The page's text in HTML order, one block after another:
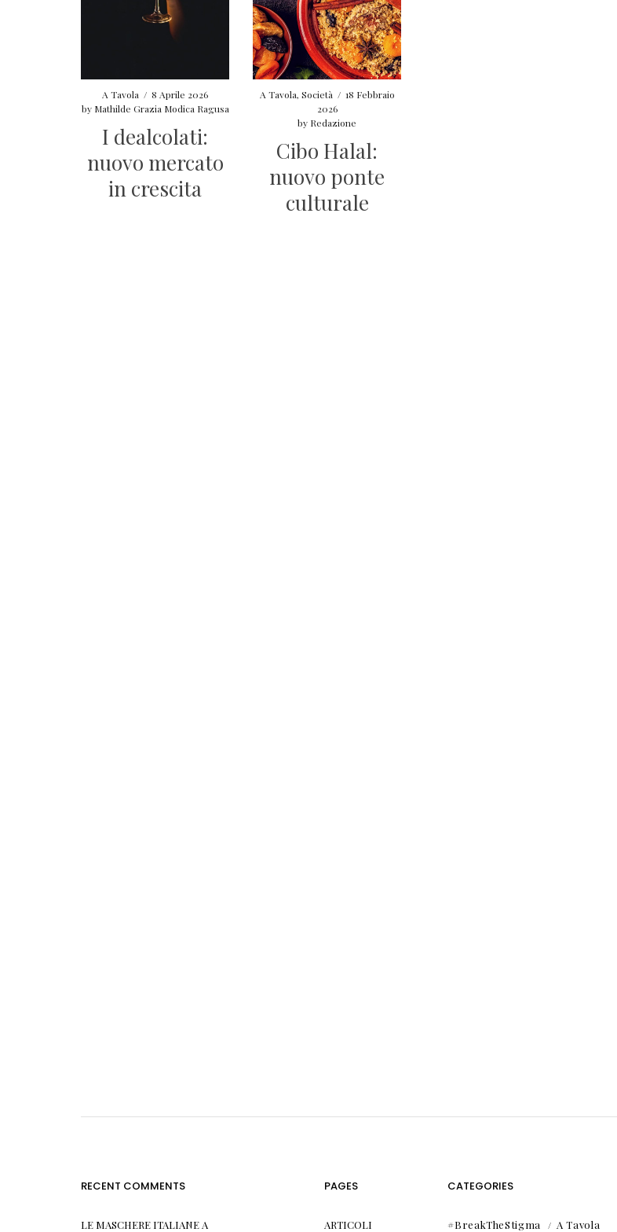
A Tavola / 8 Aprile 2026
by Mathilde Grazia Modica Ragusa
I dealcolati:
nuovo mercato
in crescita
A Tavola, Società / 18 Febbraio
2026
by Redazione
Cibo Halal:
nuovo ponte
culturale
RECENT COMMENTS
LE MASCHERE ITALIANE A
PAGES
ARTICOLI
CATEGORIES
#BreakTheStigma
A Tavola